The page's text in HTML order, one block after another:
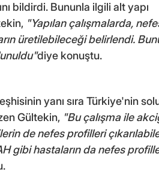
bildirdi. Bununla ilgili alt yapı
"Yapılan çalışmalarda,
üretilebileceği belirlendi.
diye konuştu.
yanı sıra Türkiye'nin
Gültekin, "Bu çalışma ile
de nefes profilleri
gibi hastaların da nefes